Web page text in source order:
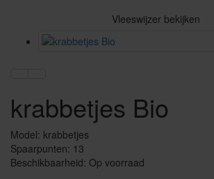
Vleeswijzer bekijken
krabbetjes Bio
Model: krabbetjes
Spaarpunten: 13
Beschikbaarheid: Op voorraad